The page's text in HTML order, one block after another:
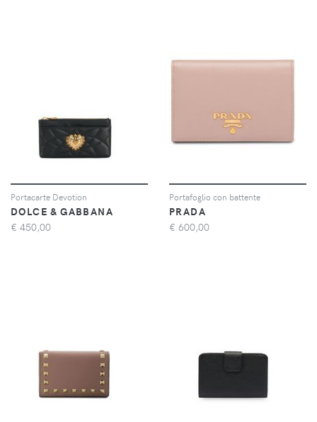
Portacarte Devotion
DOLCE & GABBANA
€ 450,00
Portafoglio con battente
PRADA
€ 600,00